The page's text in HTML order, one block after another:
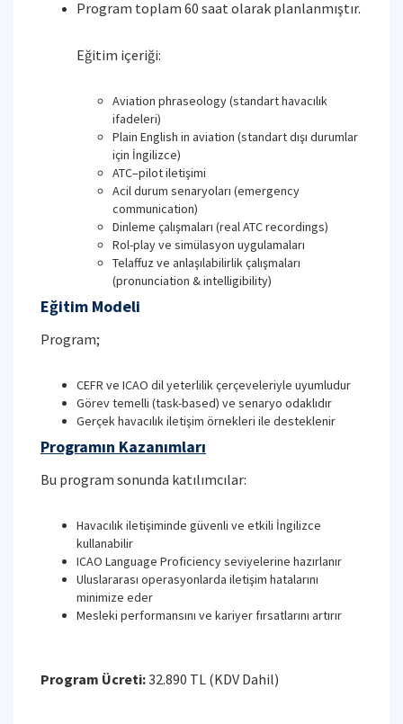
Program toplam 60 saat olarak planlanmıştır.
Eğitim içeriği:
Aviation phraseology (standart havacılık
ifadeleri)
Plain English in aviation (standart dışı durumlar
için İngilizce)
ATC–pilot iletişimi
Acil durum senaryoları (emergency
communication)
Dinleme çalışmaları (real ATC recordings)
Rol-play ve simülasyon uygulamaları
Telaffuz ve anlaşılabilirlik çalışmaları
(pronunciation & intelligibility)
Eğitim Modeli
Program;
CEFR ve ICAO dil yeterlilik çerçeveleriyle uyumludur
Görev temelli (task-based) ve senaryo odaklıdır
Gerçek havacılık iletişim örnekleri ile desteklenir
Programın Kazanımları
Bu program sonunda katılımcılar:
Havacılık iletişiminde güvenli ve etkili İngilizce
kullanabilir
ICAO Language Proficiency seviyelerine hazırlanır
Uluslararası operasyonlarda iletişim hatalarını
minimize eder
Mesleki performansını ve kariyer fırsatlarını artırır
Program Ücreti:32.890 TL (KDV Dahil)